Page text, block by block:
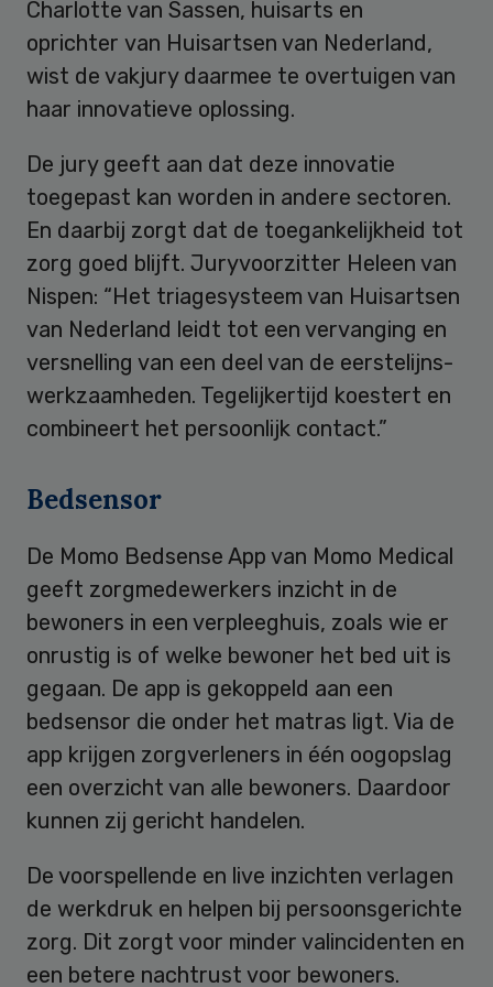
Charlotte van Sassen, huisarts en
oprichter van Huisartsen van Nederland,
wist de vakjury daarmee te overtuigen van
haar innovatieve oplossing.
De jury geeft aan dat deze innovatie
toegepast kan worden in andere sectoren.
En daarbij zorgt dat de toegankelijkheid tot
zorg goed blijft. Juryvoorzitter Heleen van
Nispen: “Het triagesysteem van Huisartsen
van Nederland leidt tot een vervanging en
versnelling van een deel van de eerstelijns-
werkzaamheden. Tegelijkertijd koestert en
combineert het persoonlijk contact.”
Bedsensor
De Momo Bedsense App van Momo Medical
geeft zorgmedewerkers inzicht in de
bewoners in een verpleeghuis, zoals wie er
onrustig is of welke bewoner het bed uit is
gegaan. De app is gekoppeld aan een
bedsensor die onder het matras ligt. Via de
app krijgen zorgverleners in één oogopslag
een overzicht van alle bewoners. Daardoor
kunnen zij gericht handelen.
De voorspellende en live inzichten verlagen
de werkdruk en helpen bij persoonsgerichte
zorg. Dit zorgt voor minder valincidenten en
een betere nachtrust voor bewoners.